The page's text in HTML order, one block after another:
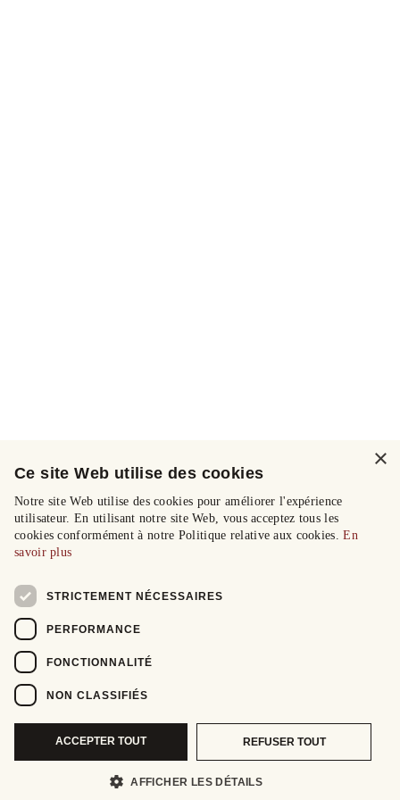
×
Ce site Web utilise des cookies
Notre site Web utilise des cookies pour améliorer l'expérience
utilisateur. En utilisant notre site Web, vous acceptez tous les
cookies conformément à notre Politique relative aux cookies.En
savoir plus
STRICTEMENT NÉCESSAIRES
PERFORMANCE
FONCTIONNALITÉ
NON CLASSIFIÉS
ACCEPTER TOUT REFUSER TOUT
AFFICHER LES DÉTAILS